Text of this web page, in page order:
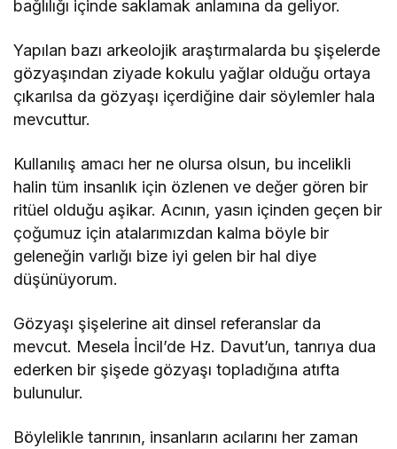
bağlılığı içinde saklamak anlamına da geliyor.
Yapılan bazı arkeolojik araştırmalarda bu şişelerde
gözyaşından ziyade kokulu yağlar olduğu ortaya
çıkarılsa da gözyaşı içerdiğine dair söylemler hala
mevcuttur.
Kullanılış amacı her ne olursa olsun, bu incelikli
halin tüm insanlık için özlenen ve değer gören bir
ritüel olduğu aşikar. Acının, yasın içinden geçen bir
çoğumuz için atalarımızdan kalma böyle bir
geleneğin varlığı bize iyi gelen bir hal diye
düşünüyorum.
Gözyaşı şişelerine ait dinsel referanslar da
mevcut. Mesela İncil’de Hz. Davut’un, tanrıya dua
ederken bir şişede gözyaşı topladığına atıfta
bulunulur.
Böylelikle tanrının, insanların acılarını her zaman